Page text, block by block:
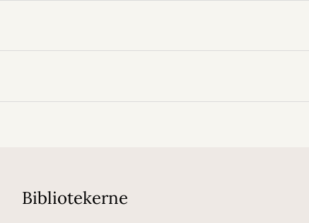
Bibliotekerne